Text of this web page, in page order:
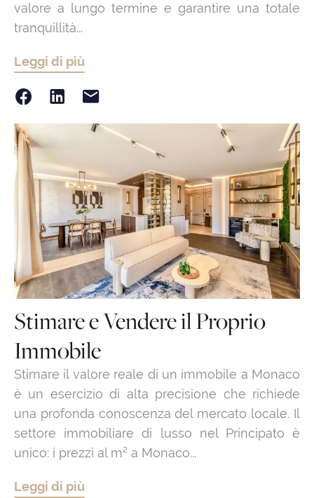
valore a lungo termine e garantire una totale
tranquillità...
Leggi di più
Stimare e Vendere il Proprio
Immobile
Stimare il valore reale di un immobile a Monaco
è un esercizio di alta precisione che richiede
una profonda conoscenza del mercato locale. Il
settore immobiliare di lusso nel Principato è
unico: i prezzi al m² a Monaco...
Leggi di più